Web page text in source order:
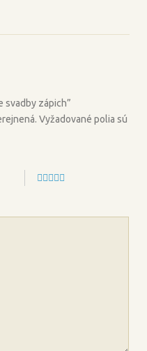
svadby zápich”
Vyžadované polia sú